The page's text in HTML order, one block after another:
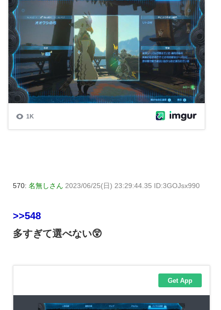
570: 名無しさん 2023/06/25(日) 23:29:44.35 ID:3GOJsx990
>>548
多すぎて選べない😲